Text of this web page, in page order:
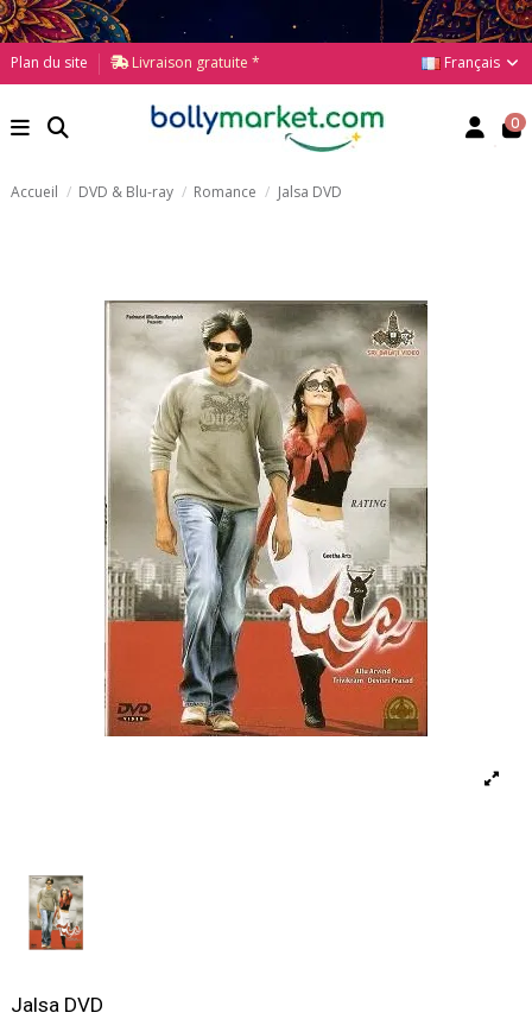
Plan du site Livraison gratuite * Français
0
Accueil DVD & Blu-ray Romance Jalsa DVD
Jalsa DVD